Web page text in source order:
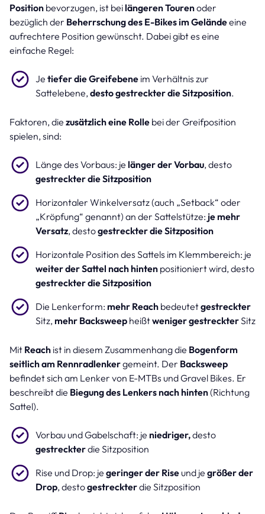
Position bevorzugen, ist bei längeren Tourenoder
bezüglich der Beherrschung des E-Bikes im Geländeeine
aufrechtere Position gewünscht. Dabei gibt es eine
einfache Regel:
Je tiefer die Greifebene im Verhältnis zur
Sattelebene, desto gestreckter die Sitzposition.
Faktoren, die zusätzlich eine Rolle bei der Greifposition
spielen, sind:
Länge des Vorbaus: je länger der Vorbau, desto
gestreckter die Sitzposition
Horizontaler Winkelversatz (auch „Setback“ oder
„Kröpfung“ genannt) an der Sattelstütze: je mehr
Versatz, destogestreckter die Sitzposition
Horizontale Position des Sattels im Klemmbereich: je
weiter der Sattel nach hinten positioniert wird, desto
gestreckter die Sitzposition
Die Lenkerform: mehr Reach bedeutetgestreckter
Sitz, mehr Backsweep heißtweniger gestreckterSitz
Mit Reach ist in diesem Zusammenhang die Bogenform
seitlich am Rennradlenkergemeint. Der Backsweep
befindet sich am Lenker von E-MTBs und Gravel Bikes. Er
beschreibt die Biegung des Lenkers nach hinten(Richtung
Sattel).
Vorbau und Gabelschaft: je niedriger,desto
gestreckterdie Sitzposition
Rise und Drop: je geringer der Rise und je größer der
Drop, destogestreckterdie Sitzposition